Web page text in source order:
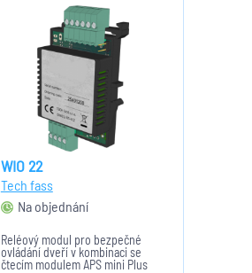
WIO 22
Tech fass
Na objednání
Reléový modul pro bezpečné
ovládání dveří v kombinaci se
čtecím modulem APS mini Plus